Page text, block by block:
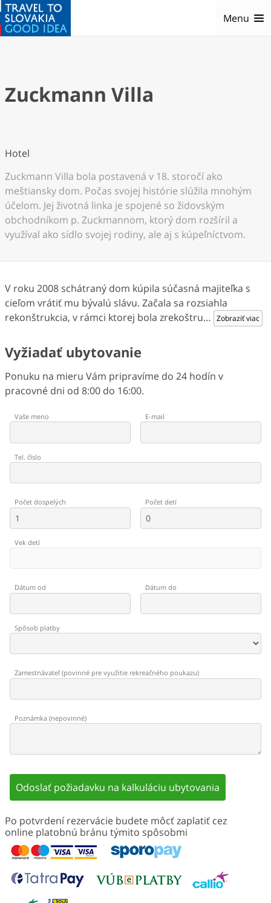
Menu
Zuckmann Villa
Hotel
Zuckmann Villa bola postavená v 18. storočí ako
meštiansky dom. Počas svojej histórie slúžila mnohým
účelom. Jej životná linka je spojené so židovským
obchodníkom p. Zuckmannom, ktorý dom rozšíril a
využíval ako sídlo svojej rodiny, ale aj s kúpeľníctvom.
V roku 2008 schátraný dom kúpila súčasná majiteľka s
cieľom vrátiť mu bývalú slávu. Začala sa rozsiahla
rekonštrukcia, v rámci ktorej bola zrekoštru… Zobraziť viac
Vyžiadať ubytovanie
Ponuku na mieru Vám pripravíme do 24 hodín v
pracovné dni od 8:00 do 16:00.
Vaše meno E-mail
Tel. číslo
Počet dospelých Počet detí
Vek detí
Dátum od Dátum do
Spôsob platby
Zamestnávateľ(povinné pre využitie rekreačného poukazu)
Poznámka (nepovinné)
Odoslať požiadavku na kalkuláciu ubytovania
Po potvrdení rezervácie budete môcť zaplatiť cez
online platobnú bránu týmito spôsobmi